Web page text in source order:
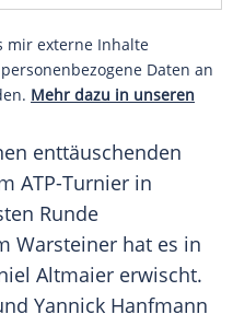
mir externe Inhalte
Daten an
Mehr dazu in unseren
enttäuschenden
ATP-Turnier in
Runde
Warsteiner hat es in
Altmaier erwischt.
Yannick Hanfmann